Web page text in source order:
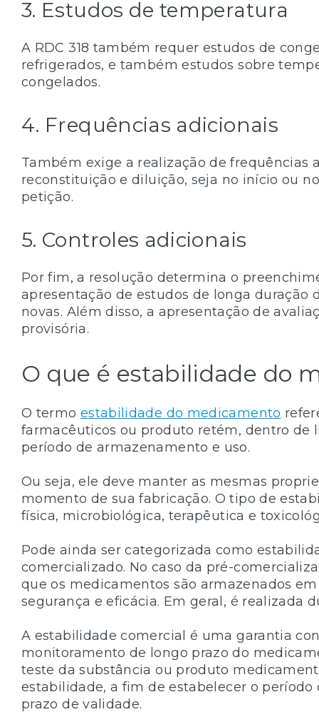
3. Estudos de temperatura
A RDC 318 também requer estudos de
refrigerados, e também estudos sobre
congelados.
4. Frequências adicionais
Também exige a realização de frequências
reconstituição e diluição, seja no início ou
petição.
5. Controles adicionais
Por fim, a resolução determina o
apresentação de estudos de longa duração
novas. Além disso, a apresentação de
provisória.
O que é estabilidade do
O termo estabilidade do medicamento
farmacêuticos ou produto retém, dentro de
período de armazenamento e uso.
Ou seja, ele deve manter as mesmas
momento de sua fabricação. O tipo de
física, microbiológica, terapêutica e
Pode ainda ser categorizada como
comercializado. No caso da pré-
que os medicamentos são armazenados
segurança e eficácia. Em geral, é realizada
A estabilidade comercial é uma garantia
monitoramento de longo prazo do
teste da substância ou produto
estabilidade, a fim de estabelecer o
prazo de validade.